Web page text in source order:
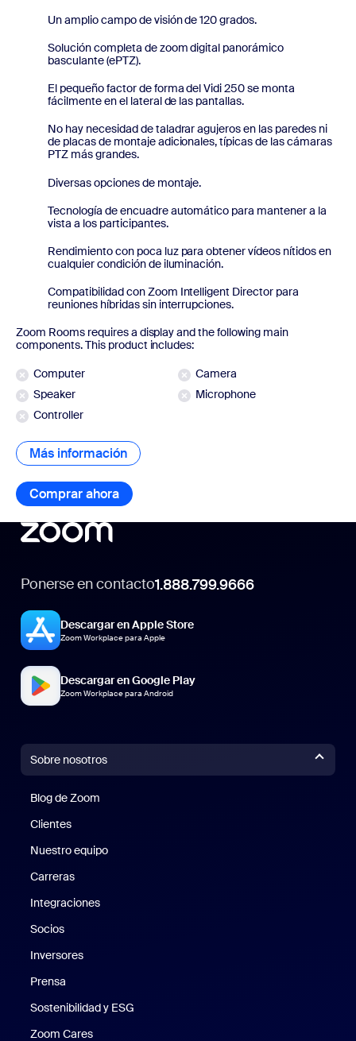
Un amplio campo de visión de 120 grados.
Solución completa de zoom digital panorámico
basculante (ePTZ).
El pequeño factor de forma del Vidi 250 se monta
fácilmente en el lateral de las pantallas.
No hay necesidad de taladrar agujeros en las paredes ni
de placas de montaje adicionales, típicas de las cámaras
PTZ más grandes.
Diversas opciones de montaje.
Tecnología de encuadre automático para mantener a la
vista a los participantes.
Rendimiento con poca luz para obtener vídeos nítidos en
cualquier condición de iluminación.
Compatibilidad con Zoom Intelligent Director para
reuniones híbridas sin interrupciones.
Zoom Rooms requires a display and the following main
components. This product includes:
Computer
Camera
Speaker
Microphone
Controller
Más información Más información
Comprar ahora Comprar ahora
Ponerse en contacto1.888.799.9666
Descargar en Apple Store
Zoom Workplace para Apple
Descargar en Google Play
Zoom Workplace para Android
Sobre nosotros
Blog de Zoom
Clientes
Nuestro equipo
Carreras
Integraciones
Socios
Inversores
Prensa
Sostenibilidad y ESG
Zoom Cares